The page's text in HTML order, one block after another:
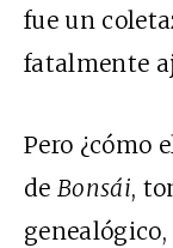
fue un
fatalmente
Pero ¿cómo
deBonsái,